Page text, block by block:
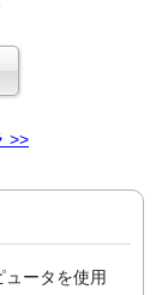
>>
ータを使用